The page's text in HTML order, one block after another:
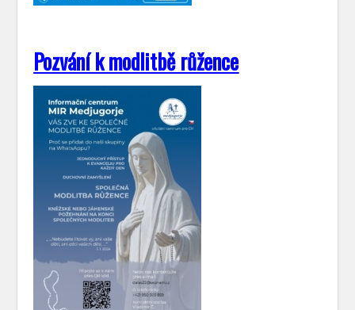
Pozvání k modlitbě růžence